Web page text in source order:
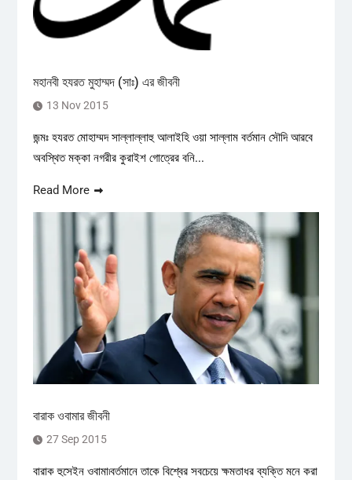
মহানবী হযরত মুহাম্মদ (সাঃ) এর জীবনী
13 Nov 2015
জন্মঃ হযরত মোহাম্মদ সাল্লাল্লাহু আলাইহি ওয়া সাল্লাম বর্তমান সৌদি আরবে
অবস্থিত মক্কা নগরীর কুরাইশ গোত্রের বনি...
Read More
বারাক ওবামার জীবনী
27 Sep 2015
বারাক হুসেইন ওবামা৷বর্তমানে তাকে বিশ্বের সবচেয়ে ক্ষমতাধর ব্যক্তি মনে করা